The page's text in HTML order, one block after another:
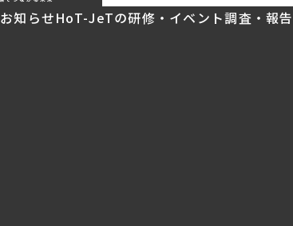
お知らせHoT-JeTの研修・イベント調査・報告